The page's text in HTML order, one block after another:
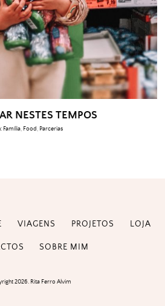
NESTES TEMPOS
Família Food Parcerias
VIAGENS PROJETOS LOJA
SOBRE MIM
2026. Rita Ferro Alvim